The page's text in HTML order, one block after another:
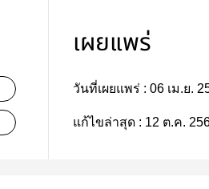
เผยแพร่
วันที่เผยแพร่ : 06 เม.ย.
แก้ไขล่าสุด : 12 ต.ค.